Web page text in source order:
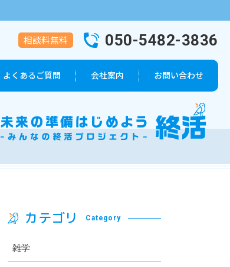
相談料無料 050-5482-3836
葬儀プラン
よくあるご質問 会社案内
会社概要
お問い合わせ
カテゴリ Category
雑学